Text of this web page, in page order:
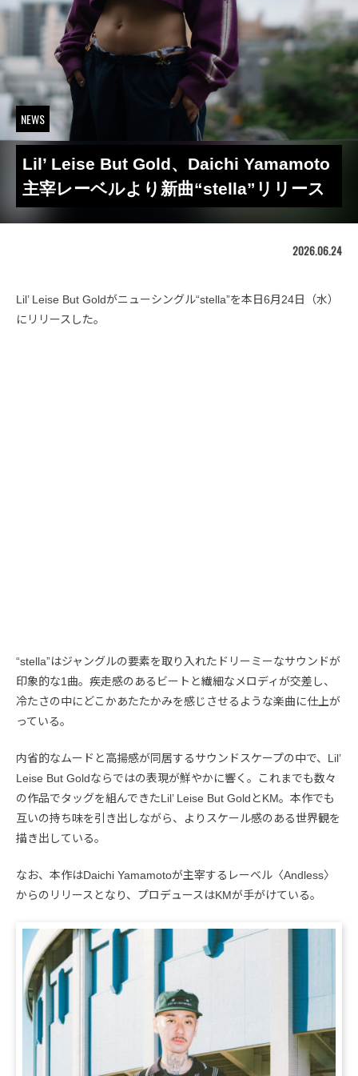
NEWS
Lil’ Leise But Gold、Daichi Yamamoto
主宰レーベルより新曲“stella”リリース
2026.06.24
Lil’ Leise But Goldがニューシングル“stella”を本日6月24日（水）
にリリースした。
“stella”はジャングルの要素を取り入れたドリーミーなサウンドが
印象的な1曲。疾走感のあるビートと繊細なメロディが交差し、
冷たさの中にどこかあたたかみを感じさせるような楽曲に仕上が
っている。
内省的なムードと高揚感が同居するサウンドスケープの中で、Lil’
Leise But Goldならではの表現が鮮やかに響く。これまでも数々
の作品でタッグを組んできたLil’ Leise But GoldとKM。本作でも
互いの持ち味を引き出しながら、よりスケール感のある世界観を
描き出している。
なお、本作はDaichi Yamamotoが主宰するレーベル〈Andless〉
からのリリースとなり、プロデュースはKMが手がけている。